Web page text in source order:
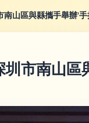
山區與縣攜手舉辦'手
市南山區